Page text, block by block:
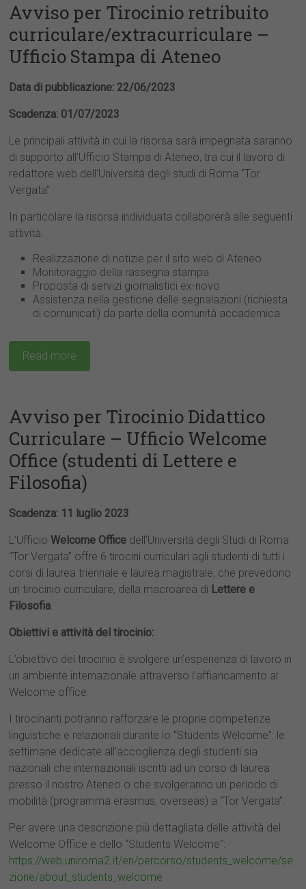
Avviso per Tirocinio retribuito
curriculare/extracurriculare –
Ufficio Stampa di Ateneo
Data di pubblicazione: 22/06/2023
Scadenza: 01/07/2023
Le principali attività in cui la risorsa sarà impegnata saranno
di supporto all’Ufficio Stampa di Ateneo, tra cui il lavoro di
redattore web dell’Università degli studi di Roma “Tor
Vergata”.
In particolare la risorsa individuata collaborerà alle seguenti
attività:
Realizzazione di notizie per il sito web di Ateneo
Monitoraggio della rassegna stampa
Proposta di servizi giornalistici ex-novo
Assistenza nella gestione delle segnalazioni (richiesta
di comunicati) da parte della comunità accademica
Read more
Avviso per Tirocinio Didattico
Curriculare – Ufficio Welcome
Office (studenti di Lettere e
Filosofia)
Scadenza: 11 luglio 2023
L’Ufficio Welcome Office dell’Università degli Studi di Roma
“Tor Vergata” offre 6 tirocini curriculari agli studenti di tutti i
corsi di laurea triennale e laurea magistrale, che prevedono
un tirocinio curriculare, della macroarea di Lettere e
Filosofia.
Obiettivi e attività del tirocinio:
L’obiettivo del tirocinio è svolgere un’esperienza di lavoro in
un ambiente internazionale attraverso l’affiancamento al
Welcome office.
I tirocinanti potranno rafforzare le proprie competenze
linguistiche e relazionali durante lo “Students Welcome”: le
settimane dedicate all’accoglienza degli studenti sia
nazionali che internazionali iscritti ad un corso di laurea
presso il nostro Ateneo o che svolgeranno un periodo di
mobilità (programma erasmus, overseas) a “Tor Vergata”.
Per avere una descrizione più dettagliata delle attività del
Welcome Office e dello “Students Welcome”:
https://web.uniroma2.it/en/percorso/students_welcome/se
zione/about_students_welcome